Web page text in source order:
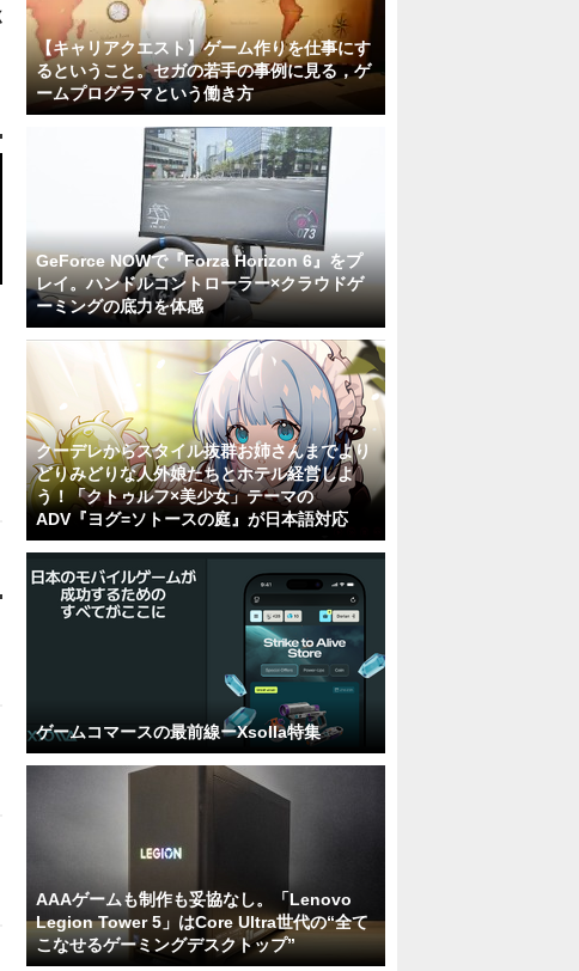
【キャリアクエスト】ゲーム作りを仕事にす
るということ。セガの若手の事例に見る，ゲ
ームプログラマという働き方
GeForce NOWで『Forza Horizon 6』をプ
レイ。ハンドルコントローラー×クラウドゲ
ーミングの底力を体感
クーデレからスタイル抜群お姉さんまでより
どりみどりな人外娘たちとホテル経営しよ
う！「クトゥルフ×美少女」テーマの
ADV『ヨグ=ソトースの庭』が日本語対応
ゲームコマースの最前線ーXsolla特集
AAAゲームも制作も妥協なし。「Lenovo
Legion Tower 5」はCore Ultra世代の“全て
こなせるゲーミングデスクトップ”